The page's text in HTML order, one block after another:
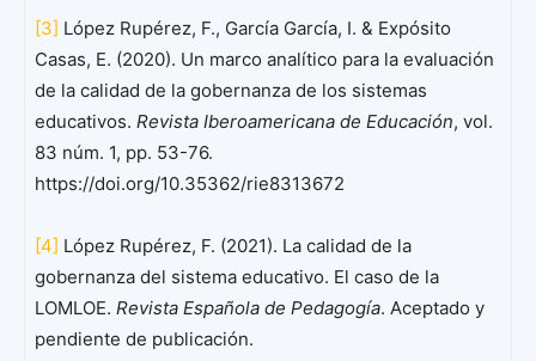
[3] López Rupérez, F., García García, I. & Expósito
Casas, E. (2020). Un marco analítico para la evaluación
de la calidad de la gobernanza de los sistemas
educativos. Revista Iberoamericana de Educación, vol.
83 núm. 1, pp. 53-76.
https://doi.org/10.35362/rie8313672
[4] López Rupérez, F. (2021). La calidad de la
gobernanza del sistema educativo. El caso de la
LOMLOE. Revista Española de Pedagogía. Aceptado y
pendiente de publicación.